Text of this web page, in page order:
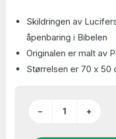
Skildringen av
åpenbaring i Bibelen
Originalen er malt av
Størrelsen er 70 x 50
− +